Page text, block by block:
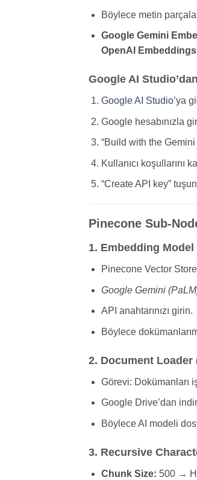
Böylece metin
Google Gemini
OpenAI
Google AI
Google AI Studio’ya
Google hesabınızla
“Build with the Gemini
Kullanıcı koşullarını
“Create API key”
Pinecone Sub-
1. Embedding Model
Pinecone Vector
Google Gemini
API anahtarınızı girin.
Böylece
2. Document Loader
Görevi: Dokümanları
Google Drive’dan
Böylece AI modeli
3. Recursive
Chunk Size: 500 →